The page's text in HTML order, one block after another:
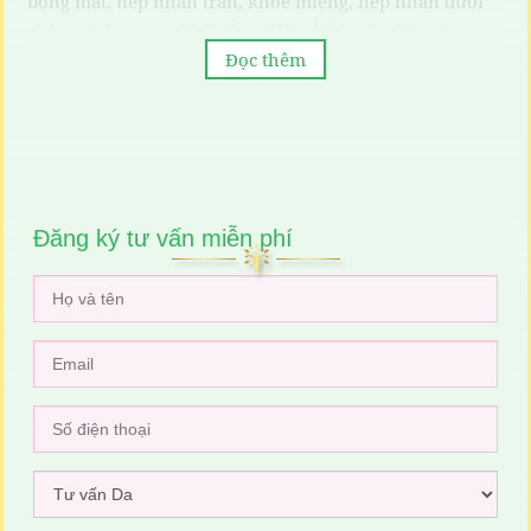
mụn thừa, mụn gạo vv...chúng ta đều nghĩ
Những nơi cần xóa nếp nhăn
• Xóa nếp nhăn vùng mắt:
Đây là vùng dễ lão hóa và nếp nhăn xuất hiện
xóa nhăn, vùng mắt rất nhạy cảm, da mỏng,
collagen rất thưa, rất dễ mất nước và khô làm cho
vùng mắt có nhiều nếp nhăn, hiện nay có nhiều
cách để trẻ hóa và chăm sóc vùng da mắt, nhưng
Đọc thêm
Đăng ký tư vấn miễn phí